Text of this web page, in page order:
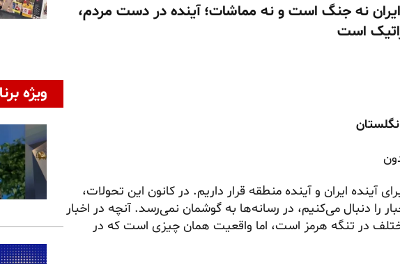
ایران نه جنگ است و نه مماشات؛ آینده در دست مردم،
است
ایران و آینده منطقه قرار داریم. در کانون این تحولات،
را دنبال می‌کنیم، در رسانه‌ها به گوشمان نمی‌رسد. آنچه در اخبار
در تنگه هرمز است، اما واقعیت همان چیزی است که در
ویژه